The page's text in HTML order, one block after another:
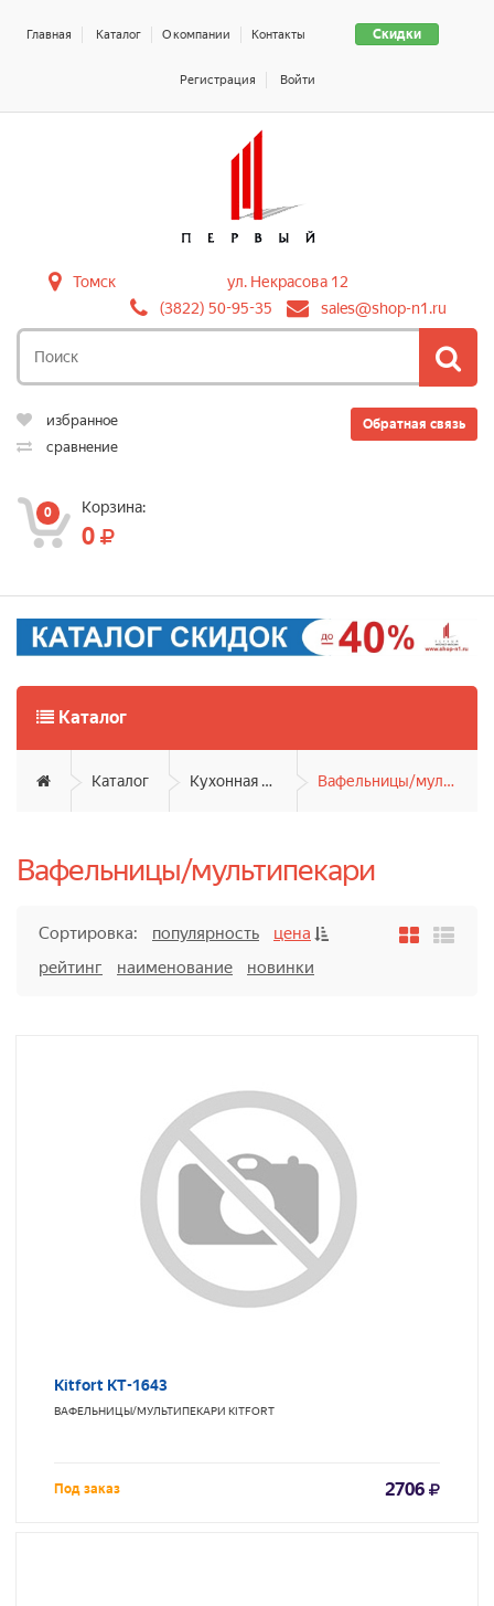
Скидки
Главная Каталог О компании Контакты
Регистрация Войти
Томск
ул. Некрасова 12
(3822) 50-95-35
sales@shop-n1.ru
Обратная связь
избранное
сравнение
0 Корзина:
0
Каталог
Каталог Кухонная техника Вафельницы/мультипекари
Вафельницы/мультипекари
Сортировка: популярность
цена
рейтинг
наименование новинки
Kitfort КТ-1643
ВАФЕЛЬНИЦЫ/МУЛЬТИПЕКАРИ KITFORT
Под заказ 2706